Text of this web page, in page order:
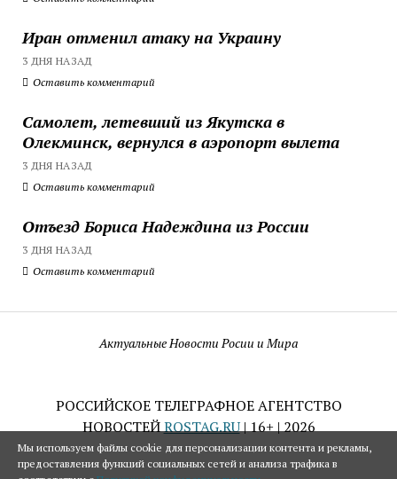
Иран отменил атаку на Украину
3 ДНЯ НАЗАД
Оставить комментарий
Самолет, летевший из Якутска в
Олекминск, вернулся в аэропорт вылета
3 ДНЯ НАЗАД
Оставить комментарий
Отъезд Бориса Надеждина из России
3 ДНЯ НАЗАД
Оставить комментарий
Актуальные Новости Росии и Мира
РОССИЙСКОЕ ТЕЛЕГРАФНОЕ АГЕНТСТВО
НОВОСТЕЙROSTAG.RU| 16+ | 2026
Мы используем файлы cookie для персонализации контента и рекламы,
предоставления функций социальных сетей и анализа трафика в